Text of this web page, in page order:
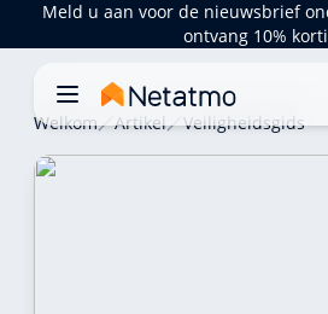
Meld u aan voor de nieuwsbrief
ontvang 10%
Welkom Artikel Veiligheidsgids